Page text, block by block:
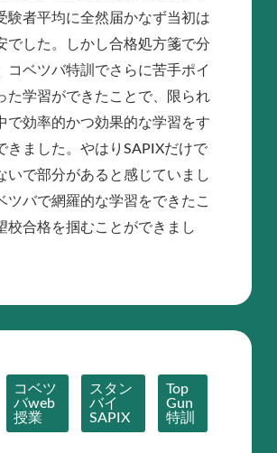
験者平均に全然届かなず当初は
でした。しかし合格処方箋で分
コベツバ特訓でさらに苦手ポイ
た学習ができたことで、限られ
で効率的かつ効果的な学習をす
きました。やはりSAPIXだけで
いで部分があると感じていまし
ツバで網羅的な学習をできたこ
校合格を掴むことができまし
コベツ
バweb
授業
スタン
バイ
SAPIX
Top
Gun
特訓